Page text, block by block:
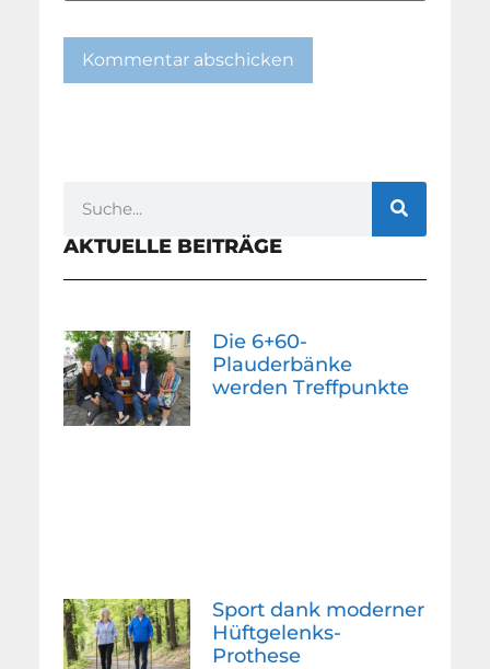
AKTUELLE BEITRÄGE
Die 6+60-
Plauderbänke
werden Treffpunkte
Sport dank moderner
Hüftgelenks-
Prothese